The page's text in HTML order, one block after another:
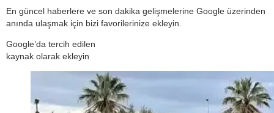
En güncel haberlere ve son dakika gelişmelerine Google üzerinden
anında ulaşmak için bizi favorilerinize ekleyin.
Google’da tercih edilen
kaynak olarak ekleyin